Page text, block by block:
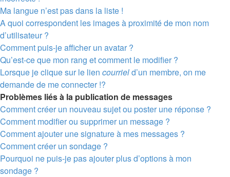
Ma langue n’est pas dans la liste !
A quoi correspondent les images à proximité de mon nom
d’utilisateur ?
Comment puis-je afficher un avatar ?
Qu’est-ce que mon rang et comment le modifier ?
Lorsque je clique sur le lien courrield’un membre, on me
demande de me connecter !?
Problèmes liés à la publication de messages
Comment créer un nouveau sujet ou poster une réponse ?
Comment modifier ou supprimer un message ?
Comment ajouter une signature à mes messages ?
Comment créer un sondage ?
Pourquoi ne puis-je pas ajouter plus d’options à mon
sondage ?